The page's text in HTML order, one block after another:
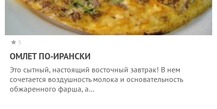
5
ОМЛЕТ ПО-ИРАНСКИ
Это сытный, настоящий восточный завтрак! В нем
сочетается воздушность молока и основательность
обжаренного фарша, а…